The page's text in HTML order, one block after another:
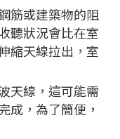
或建築物的阻
聽狀況會比在室
縮天線拉出，室
線，這可能需
成，為了簡便，